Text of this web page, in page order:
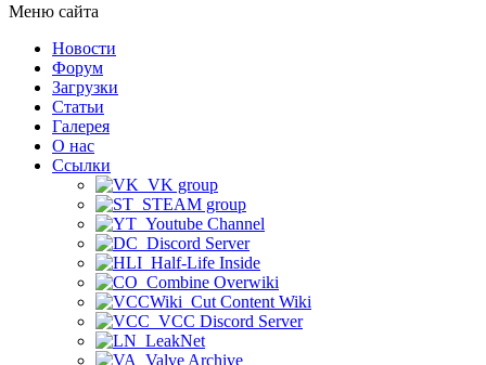
Меню сайта
Новости
Форум
Загрузки
Статьи
Галерея
О нас
Ссылки
VK group
STEAM group
Youtube Channel
Discord Server
Half-Life Inside
Combine Overwiki
Cut Content Wiki
VCC Discord Server
LeakNet
Valve Archive